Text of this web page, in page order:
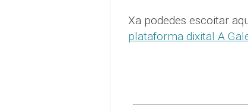
Xa podedes escoitar
plataforma dixital A